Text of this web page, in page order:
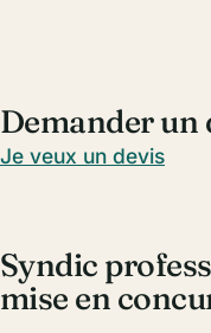
Demander un
Je veux un devis
Syndic
mise en